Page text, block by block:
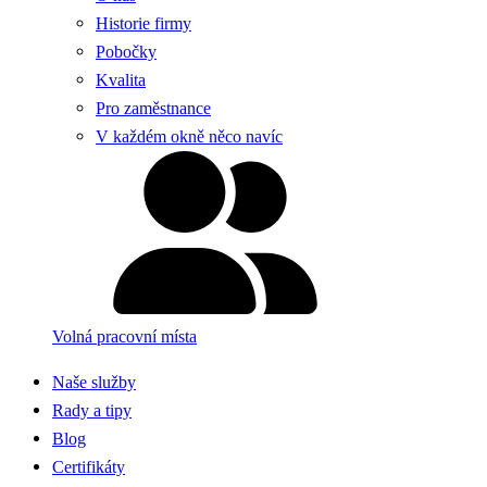
Historie firmy
Pobočky
Kvalita
Pro zaměstnance
V každém okně něco navíc
Volná pracovní místa
Naše služby
Rady a tipy
Blog
Certifikáty